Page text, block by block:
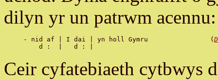
dilyn yr un patrwm acennu:
- nid af | I dai | yn holl Gymru 		(
Ceir cyfatebiaeth cytbwys